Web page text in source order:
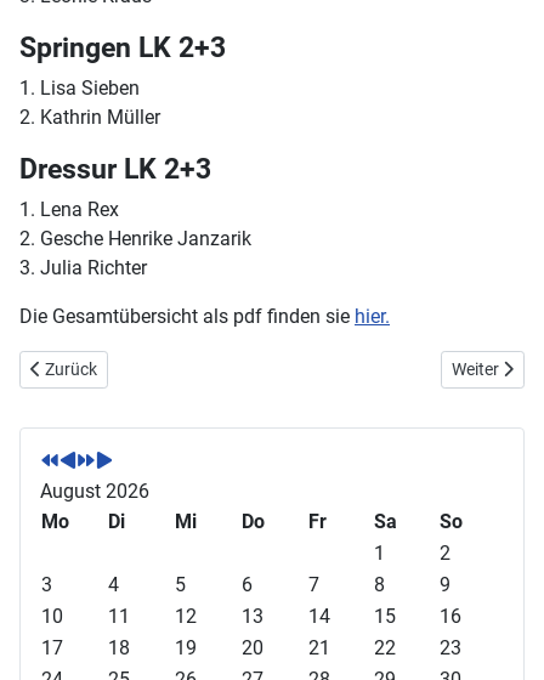
Springen LK 2+3
1. Lisa Sieben
2. Kathrin Müller
Dressur LK 2+3
1. Lena Rex
2. Gesche Henrike Janzarik
3. Julia Richter
Die Gesamtübersicht als pdf finden sie hier.
Vorheriger Beitrag: Integratives Voltigierteam aus Wackernheim
Zurück Nächster
Weiter
V
o
r
h
r
i
g
V
o
r
h
i
g
N
ä
c
N
ä
c
August 2026
Mo
Di Mi Do Fr Sa
So
1
2
3
4 5 6 7 8
9
10
11 12 13 14 15
16
17
18 19 20 21 22
23